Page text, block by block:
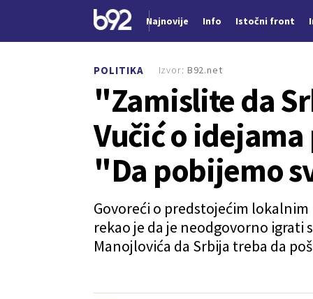
Najnovije Info Istočni front
POLITIKA
"Zamislite da
Vučić o
"Da pobijemo
Govoreći o predstojećim
rekao je da je neodgovorno igrati
Manojlovića da Srbija treba da
Izvor: B92.net